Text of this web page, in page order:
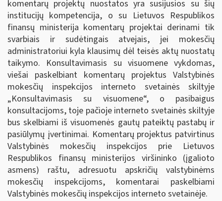
komentarų projektų nuostatos yra susijusios su šių
institucijų kompetencija, o su Lietuvos Respublikos
finansų ministerija komentarų projektai derinami tik
svarbiais ir sudėtingais atvejais, jei mokesčių
administratoriui kyla klausimų dėl teisės aktų nuostatų
taikymo. Konsultavimasis su visuomene vykdomas,
viešai paskelbiant komentarų projektus Valstybinės
mokesčių inspekcijos interneto svetainės skiltyje
„Konsultavimasis su visuomene“, o pasibaigus
konsultacijoms, toje pačioje interneto svetainės skiltyje
bus skelbiami iš visuomenės gautų pateiktų pastabų ir
pasiūlymų įvertinimai. Komentarų projektus patvirtinus
Valstybinės mokesčių inspekcijos prie Lietuvos
Respublikos finansų ministerijos viršininko (įgalioto
asmens) raštu, adresuotu apskričių valstybinėms
mokesčių inspekcijoms, komentarai paskelbiami
Valstybinės mokesčių inspekcijos interneto svetainėje.